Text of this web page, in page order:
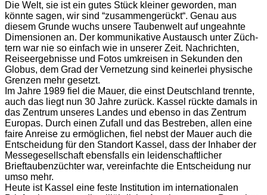
Die Welt, sie ist ein gutes Stück kleiner geworden, man
könnte sagen, wir sind “zusammengerückt“. Genau aus
diesem Grunde wuchs un­sere Taubenwelt auf ungeahnte
Dimensionen an. Der kommunikative Austausch unter Züch­
tern war nie so einfach wie in unserer Zeit. Nachrichten,
Reiseergebnisse und Fotos umkreisen in Sekunden den
Globus, dem Grad der Vernetzung sind keinerlei physische
Grenzen mehr gesetzt.
Im Jahre 1989 fiel die Mauer, die einst Deutschland trennte,
auch das liegt nun 30 Jahre zurück. Kassel rückte damals in
das Zentrum unseres Landes und ebenso in das Zentrum
Eu­ropas. Durch einen Zufall und das Bestreben, allen eine
faire Anreise zu ermöglichen, fiel nebst der Mauer auch die
Entscheidung für den Standort Kassel, dass der Inhaber der
Messegesellschaft ebensfalls ein leidenschaftlicher
Brieftaubenzüchter war, vereinfachte die Entscheidung nur
umso mehr.
Heute ist Kassel eine feste Institution im internationalen